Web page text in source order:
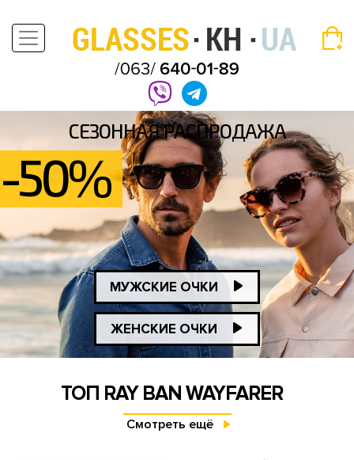
СЕЗОННАЯ РАСПРОДАЖА
-50%
МУЖСКИЕ ОЧКИ
ЖЕНСКИЕ ОЧКИ
ТОП RAY BAN WAYFARER
Смотреть ещё